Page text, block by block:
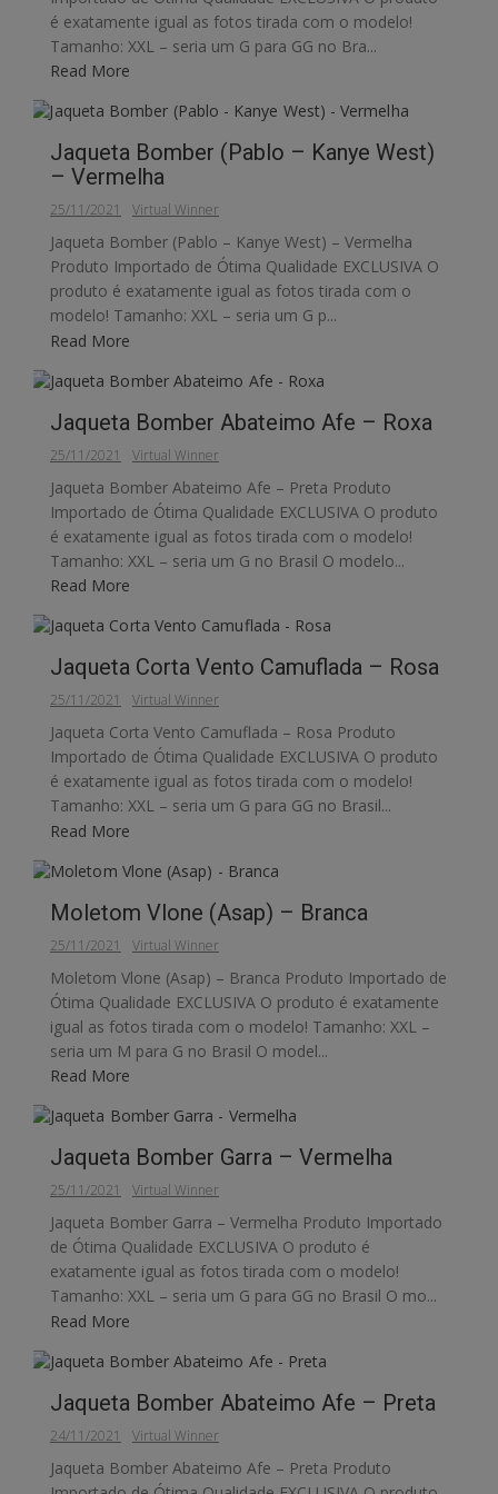
é exatamente igual as fotos tirada com o modelo!
Tamanho: XXL – seria um G para GG no Bra...
Read More
Jaqueta Bomber (Pablo – Kanye West)
– Vermelha
25/11/2021 Virtual Winner
Jaqueta Bomber (Pablo – Kanye West) – Vermelha
Produto Importado de Ótima Qualidade EXCLUSIVA O
produto é exatamente igual as fotos tirada com o
modelo! Tamanho: XXL – seria um G p...
Read More
Jaqueta Bomber Abateimo Afe – Roxa
25/11/2021 Virtual Winner
Jaqueta Bomber Abateimo Afe – Preta Produto
Importado de Ótima Qualidade EXCLUSIVA O produto
é exatamente igual as fotos tirada com o modelo!
Tamanho: XXL – seria um G no Brasil O modelo...
Read More
Jaqueta Corta Vento Camuflada – Rosa
25/11/2021 Virtual Winner
Jaqueta Corta Vento Camuflada – Rosa Produto
Importado de Ótima Qualidade EXCLUSIVA O produto
é exatamente igual as fotos tirada com o modelo!
Tamanho: XXL – seria um G para GG no Brasil...
Read More
Moletom Vlone (Asap) – Branca
25/11/2021 Virtual Winner
Moletom Vlone (Asap) – Branca Produto Importado de
Ótima Qualidade EXCLUSIVA O produto é exatamente
igual as fotos tirada com o modelo! Tamanho: XXL –
seria um M para G no Brasil O model...
Read More
Jaqueta Bomber Garra – Vermelha
25/11/2021 Virtual Winner
Jaqueta Bomber Garra – Vermelha Produto Importado
de Ótima Qualidade EXCLUSIVA O produto é
exatamente igual as fotos tirada com o modelo!
Tamanho: XXL – seria um G para GG no Brasil O mo...
Read More
Jaqueta Bomber Abateimo Afe – Preta
24/11/2021 Virtual Winner
Jaqueta Bomber Abateimo Afe – Preta Produto